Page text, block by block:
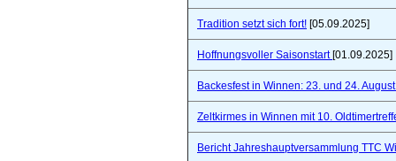
Tradition setzt sich fort! [05.09.2025]
Hoffnungsvoller Saisonstart [01.09.2025]
Backesfest in Winnen: 23. und 24.
Zeltkirmes in Winnen mit 10.
Bericht Jahreshauptversammlung TTC